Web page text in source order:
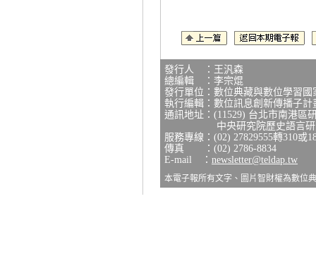
發行人 ：王汎森
總編輯 ：李宗焜
發行單位：數位典藏與數位學習
執行編輯：數位訊息創新傳播子計
通訊地址：(11529) 台北市南港區
中央研究院歷史語言研究
服務專線：(02) 27829555轉310或
傳真 ：(02) 2786-8834
E-mail ： newsletter@teldap.tw
本電子報所有文字、圖片智財權為數位